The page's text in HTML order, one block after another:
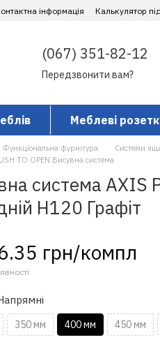
інформація ​Калькулятор
(067) 351-82-12
Передзвонити вам?
Меблеві
Функціональна фурнітура Системи
TO OPEN Висувна система
система AXIS
H120 Графіт
грн/компл
350 мм 400 мм 450 мм